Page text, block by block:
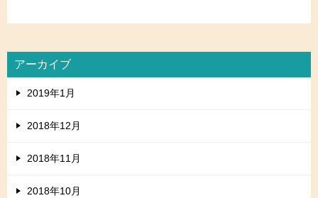
アーカイブ
2019年1月
2018年12月
2018年11月
2018年10月